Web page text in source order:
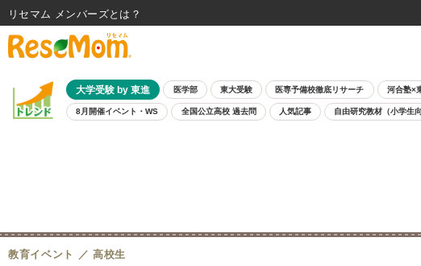
大学受験 by 東進 医学部 東大受験 医専予備校徹底リサーチ 河合塾×
8月開催イベント・WS 全国公立高校 過去問 人気記事 自由研究教材（小学生向
教育イベント 高校生
リセマム メンバーズ